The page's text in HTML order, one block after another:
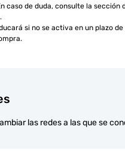
caso de duda, consulte la sección
si no se activa en un plazo de
las redes a las que se